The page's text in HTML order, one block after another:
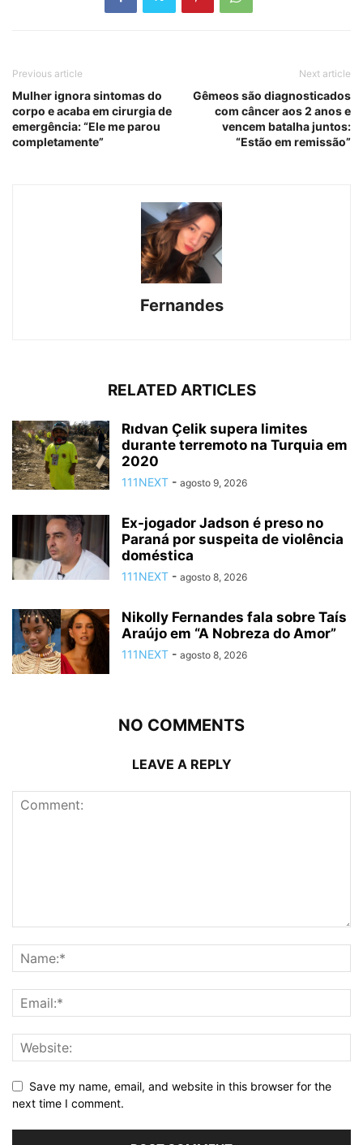
Previous article
Mulher ignora sintomas do
corpo e acaba em cirurgia de
emergência: “Ele me parou
completamente”
Next article
Gêmeos são diagnosticados
com câncer aos 2 anos e
vencem batalha juntos:
“Estão em remissão”
Fernandes
RELATED ARTICLES
Rıdvan Çelik supera limites
durante terremoto na Turquia em
2020
111NEXT - agosto 9, 2026
Ex-jogador Jadson é preso no
Paraná por suspeita de violência
doméstica
111NEXT - agosto 8, 2026
Nikolly Fernandes fala sobre Taís
Araújo em “A Nobreza do Amor”
111NEXT - agosto 8, 2026
NO COMMENTS
LEAVE A REPLY
Save my name, email, and website in this browser for the
next time I comment.